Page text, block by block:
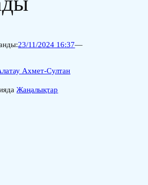
23/11/2024 16:37—
Ахмет-Султан
Жаңалықтар